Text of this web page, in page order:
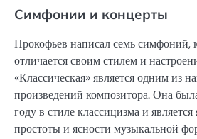
Симфонии и концерты
Прокофьев написал семь симфоний,
отличается своим стилем и
«Классическая» является одним из
произведений композитора. Она
году в стиле классицизма и
простоты и ясности музыкальной